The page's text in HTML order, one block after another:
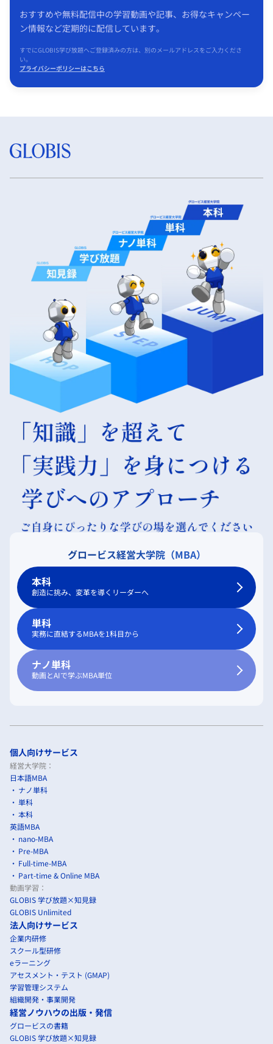
おすすめや無料配信中の学習動画や記事、お得なキャンペー
ン情報など定期的に配信しています。
すでにGLOBIS学び放題へご登録済みの方は、別のメールアドレスをご入力くださ
い。
プライバシーポリシーはこちら
グロービス経営大学院（MBA）
本科
創造に挑み、変革を導くリーダーへ
単科
実務に直結するMBAを1科目から
ナノ単科
動画とAIで学ぶMBA単位
個人向けサービス
経営大学院：
日本語MBA
ナノ単科
単科
本科
英語MBA
nano-MBA
Pre-MBA
Full-time-MBA
Part-time & Online MBA
動画学習：
GLOBIS 学び放題×知見録
GLOBIS Unlimited
法人向けサービス
企業内研修
スクール型研修
eラーニング
アセスメント・テスト (GMAP)
学習管理システム
組織開発・事業開発
経営ノウハウの出版・発信
グロービスの書籍
GLOBIS 学び放題×知見録